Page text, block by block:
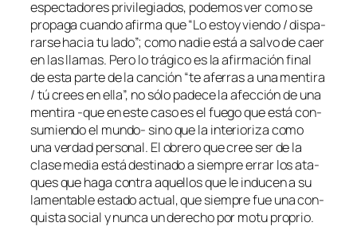
es­pec­ta­do­res pri­vi­le­gia­dos, po­de­mos ver co­mo se
pro­pa­ga cuan­do afir­ma que “Lo es­toy vien­do / dis­pa­
rar­se ha­cia tu la­do”; co­mo na­die es­tá a sal­vo de caer
en las lla­mas. Pero lo trá­gi­co es la afir­ma­ción fi­nal
de es­ta par­te de la can­ción “te afe­rras a una men­ti­ra
/ tú crees en ella”, no só­lo pa­de­ce la afec­ción de una
men­ti­ra ‑que en es­te ca­so es el fue­go que es­tá con­
su­mien­do el mundo- sino que la in­te­rio­ri­za co­mo
una ver­dad per­so­nal. El obre­ro que cree ser de la
cla­se me­dia es­tá des­ti­na­do a siem­pre errar los ata­
ques que ha­ga con­tra aque­llos que le in­du­cen a su
la­men­ta­ble es­ta­do ac­tual, que siem­pre fue una con­
quis­ta so­cial y nun­ca un de­re­cho por mo­tu proprio.